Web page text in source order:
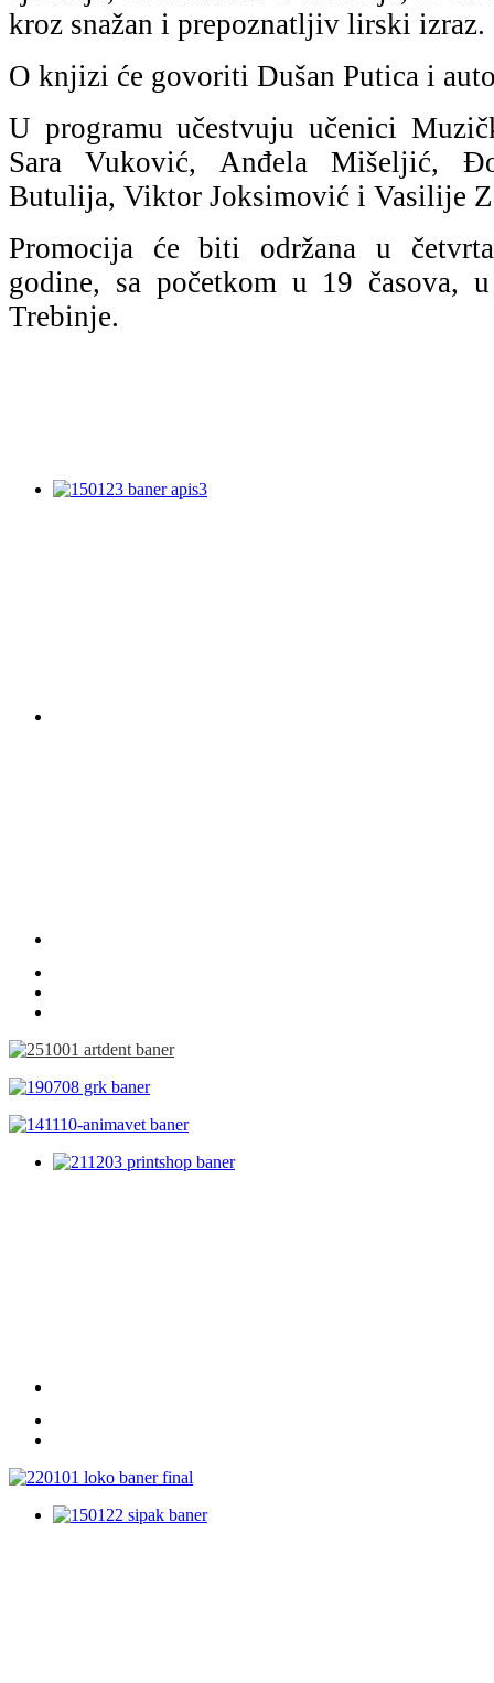
kroz snažan i prepoznatljiv lirski izraz.
O knjizi će govoriti Dušan Putica i
U programu učestvuju učenici
Sara Vuković, Anđela Mišeljić,
Butulija, Viktor Joksimović i Vasilije
Promocija će biti održana u
godine, sa početkom u 19 časova,
Trebinje.